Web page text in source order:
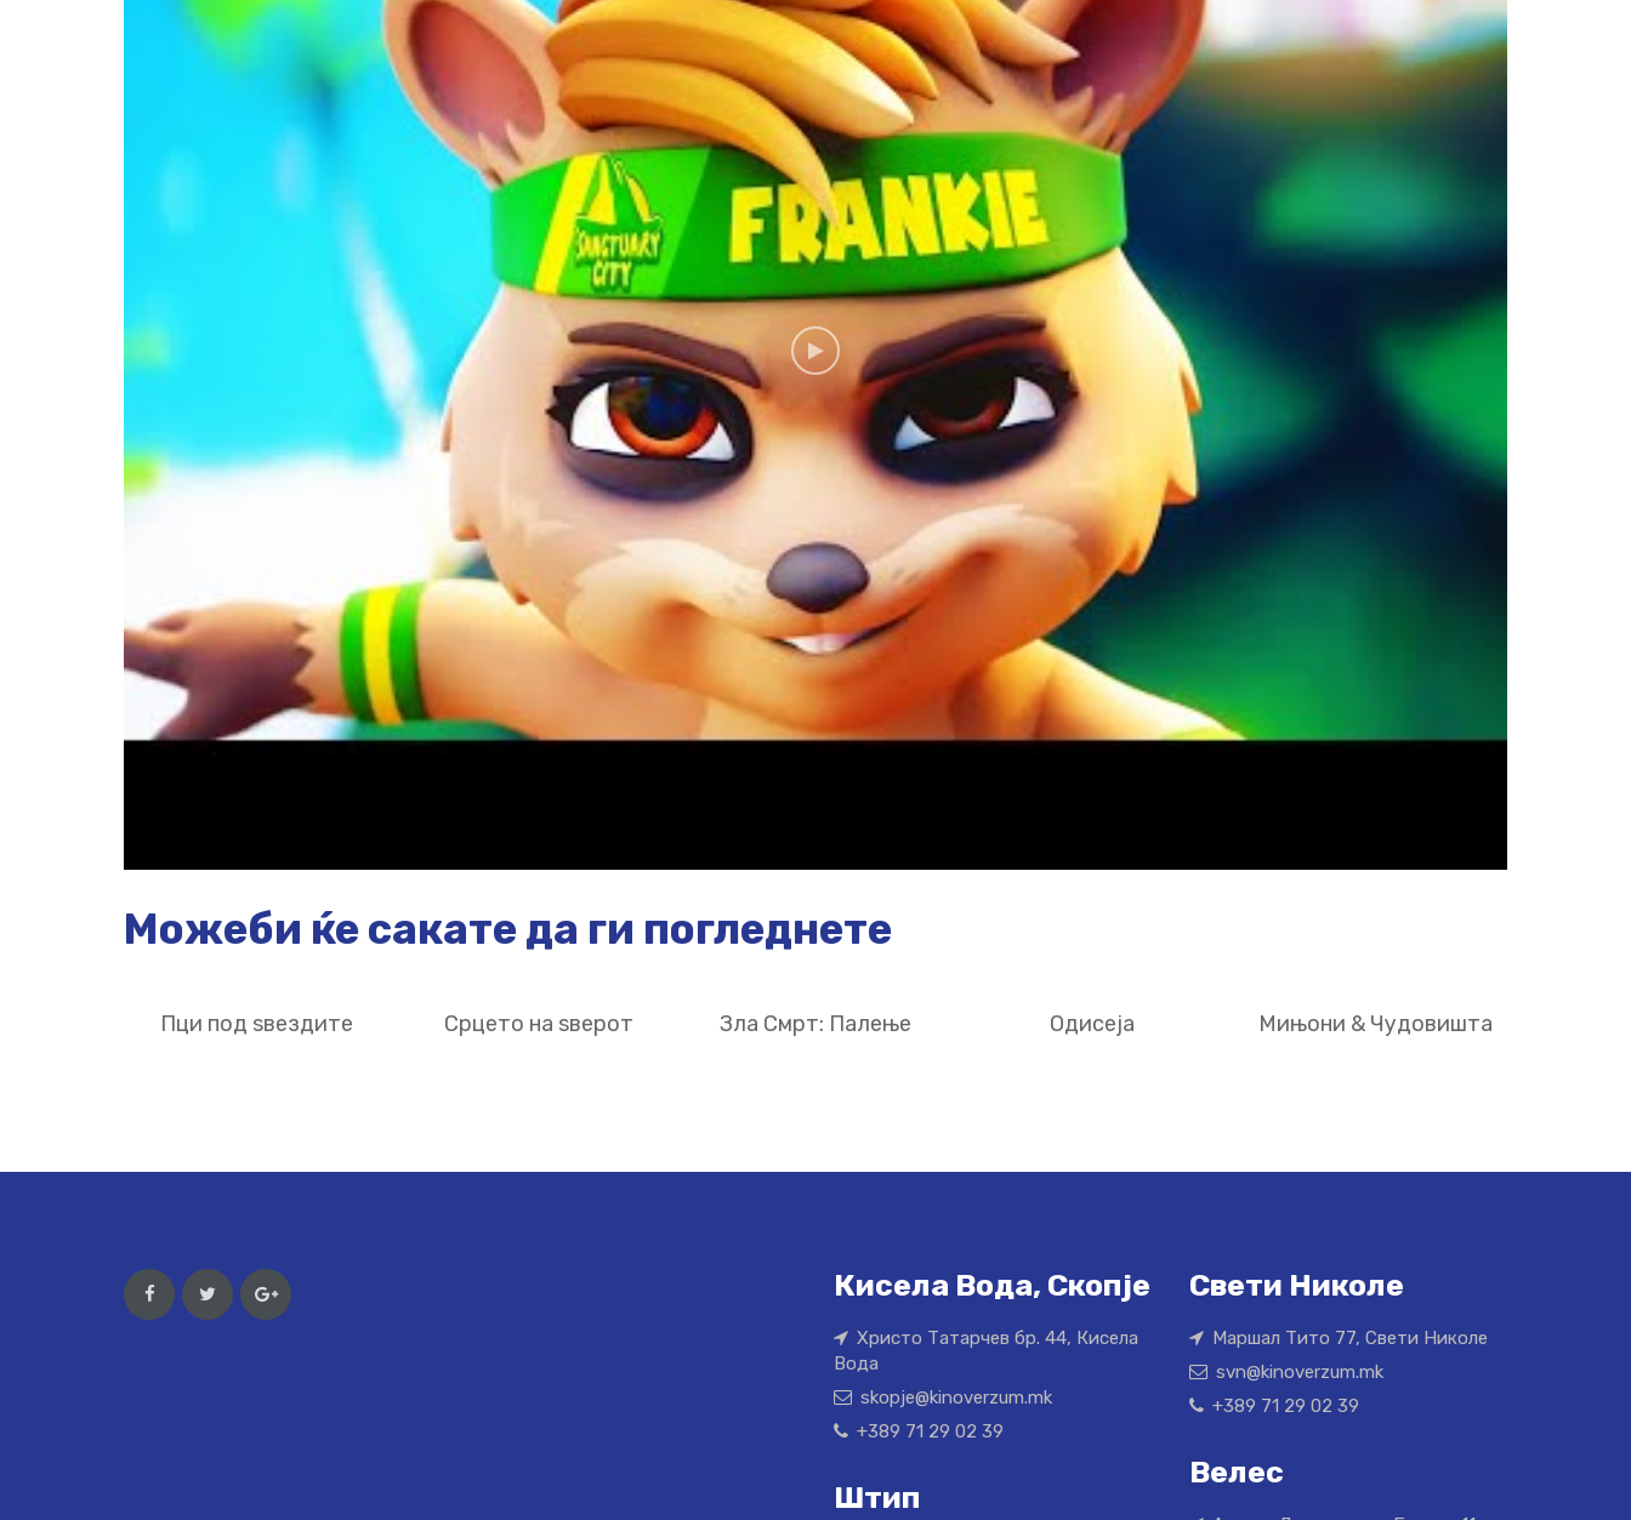
Можеби ќе сакате да ги погледнете
Пци под ѕвездите Срцето на ѕверот Зла Смрт: Палење Одисеја Мињони & Чудовишта
Кисела Вода, Скопје
Христо Татарчев бр. 44, Кисела
Вода
skopje@kinoverzum.mk
+389 71 29 02 39
Штип
Свети Николе
Маршал Тито 77, Свети Николе
svn@kinoverzum.mk
+389 71 29 02 39
Велес